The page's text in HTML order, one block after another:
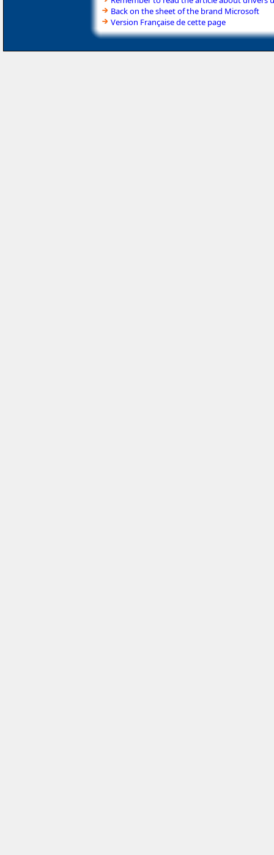
Back on the sheet of the brand Microsoft
Version Française de cette page